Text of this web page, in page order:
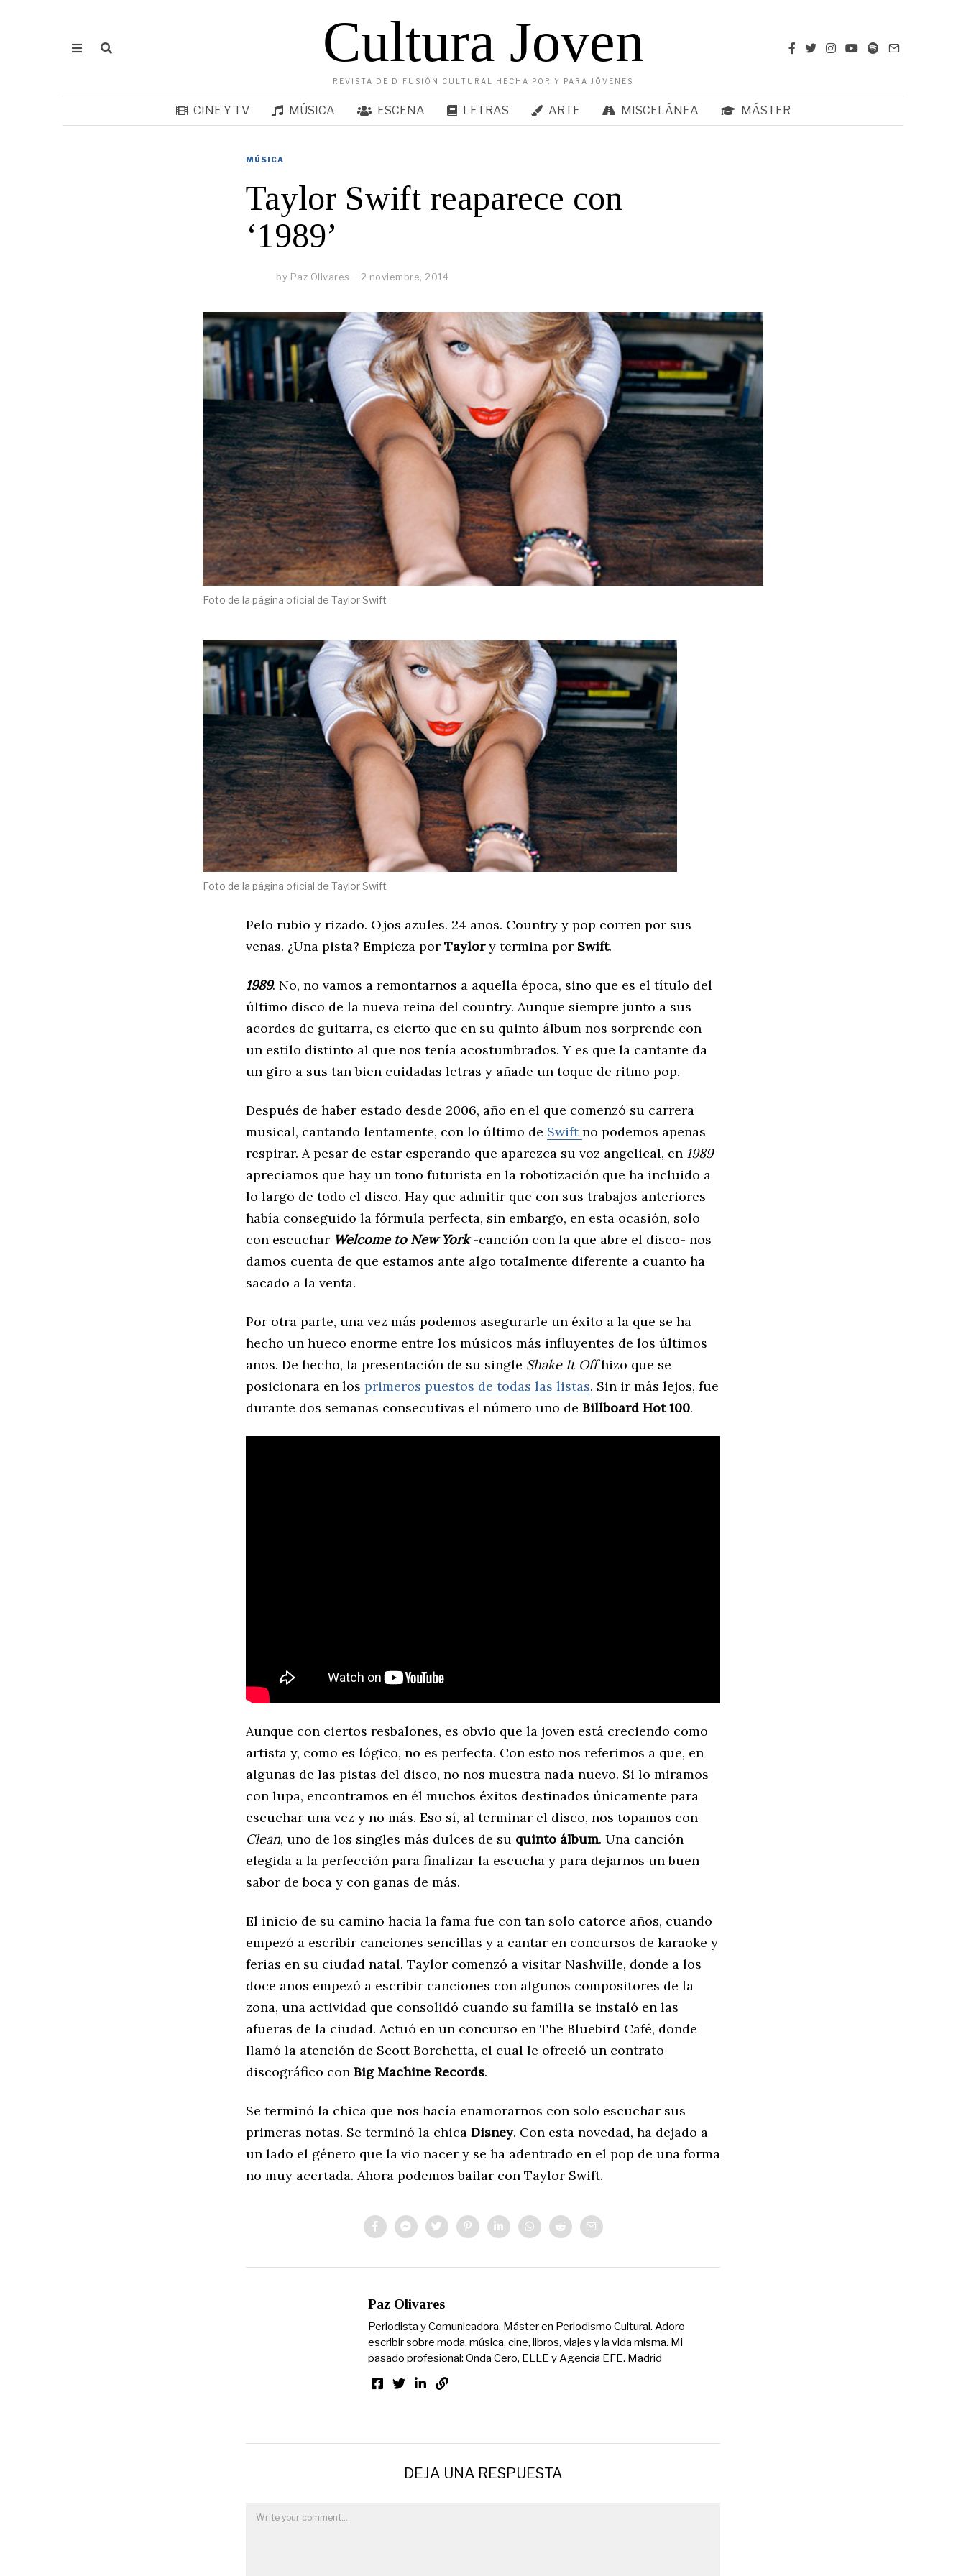
Cultura Joven
REVISTA DE DIFUSIÓN CULTURAL HECHA POR Y PARA JÓVENES
CINE Y TV MÚSICA ESCENA LETRAS ARTE MISCELÁNEA MÁSTER
MÚSICA
Taylor Swift reaparece con
‘1989’
by Paz Olivares 2 noviembre, 2014
Foto de la página oficial de Taylor Swift
Foto de la página oficial de Taylor Swift
Pelo rubio y rizado. Ojos azules. 24 años. Country y pop corren por sus
venas. ¿Una pista? Empieza por Taylory termina por Swift.
1989. No, no vamos a remontarnos a aquella época, sino que es el título del
último disco de la nueva reina del country. Aunque siempre junto a sus
acordes de guitarra, es cierto que en su quinto álbum nos sorprende con
un estilo distinto al que nos tenía acostumbrados. Y es que la cantante da
un giro a sus tan bien cuidadas letras y añade un toque de ritmo pop.
Después de haber estado desde 2006, año en el que comenzó su carrera
musical, cantando lentamente, con lo último de Swiftno podemos apenas
respirar. A pesar de estar esperando que aparezca su voz angelical, en 1989
apreciamos que hay un tono futurista en la robotización que ha incluido a
lo largo de todo el disco. Hay que admitir que con sus trabajos anteriores
había conseguido la fórmula perfecta, sin embargo, en esta ocasión, solo
con escuchar Welcome to New York-canción con la que abre el disco- nos
damos cuenta de que estamos ante algo totalmente diferente a cuanto ha
sacado a la venta.
Por otra parte, una vez más podemos asegurarle un éxito a la que se ha
hecho un hueco enorme entre los músicos más influyentes de los últimos
años. De hecho, la presentación de su single Shake It Offhizo que se
posicionara en los primeros puestos de todas las listas. Sin ir más lejos, fue
durante dos semanas consecutivas el número uno de Billboard Hot 100.
Aunque con ciertos resbalones, es obvio que la joven está creciendo como
artista y, como es lógico, no es perfecta. Con esto nos referimos a que, en
algunas de las pistas del disco, no nos muestra nada nuevo. Si lo miramos
con lupa, encontramos en él muchos éxitos destinados únicamente para
escuchar una vez y no más. Eso sí, al terminar el disco, nos topamos con
Clean, uno de los singles más dulces de su quinto álbum. Una canción
elegida a la perfección para finalizar la escucha y para dejarnos un buen
sabor de boca y con ganas de más.
El inicio de su camino hacia la fama fue con tan solo catorce años, cuando
empezó a escribir canciones sencillas y a cantar en concursos de karaoke y
ferias en su ciudad natal. Taylor comenzó a visitar Nashville, donde a los
doce años empezó a escribir canciones con algunos compositores de la
zona, una actividad que consolidó cuando su familia se instaló en las
afueras de la ciudad. Actuó en un concurso en The Bluebird Café, donde
llamó la atención de Scott Borchetta, el cual le ofreció un contrato
discográfico con Big Machine Records.
Se terminó la chica que nos hacía enamorarnos con solo escuchar sus
primeras notas. Se terminó la chica Disney. Con esta novedad, ha dejado a
un lado el género que la vio nacer y se ha adentrado en el pop de una forma
no muy acertada. Ahora podemos bailar con Taylor Swift.
Paz Olivares
Periodista y Comunicadora. Máster en Periodismo Cultural. Adoro
escribir sobre moda, música, cine, libros, viajes y la vida misma. Mi
pasado profesional: Onda Cero, ELLE y Agencia EFE. Madrid
DEJA UNA RESPUESTA